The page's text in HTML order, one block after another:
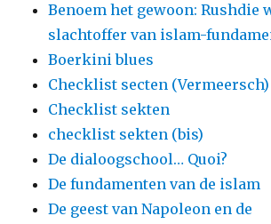
Benoem het gewoon: Rushdie
slachtoffer van islam-
Boerkini blues
Checklist secten (Vermeersch)
Checklist sekten
checklist sekten (bis)
De dialoogschool… Quoi?
De fundamenten van de islam
De geest van Napoleon en de